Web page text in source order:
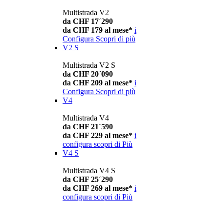
Multistrada V2
da CHF 17´290
da CHF 179 al mese* i
Configura Scopri di più
V2 S
Multistrada V2 S
da CHF 20´090
da CHF 209 al mese* i
Configura Scopri di più
V4
Multistrada V4
da CHF 21´590
da CHF 229 al mese* i
configura scopri di Più
V4 S
Multistrada V4 S
da CHF 25´290
da CHF 269 al mese* i
configura scopri di Più